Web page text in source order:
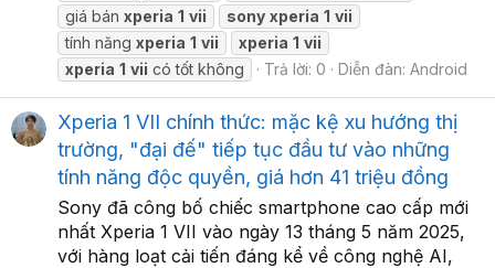
giá bán xperia 1 vii sony xperia 1 vii
tính năng xperia 1 vii xperia 1 vii
xperia 1 vii có tốt không Trả lời: 0 Diễn đàn: Android
Xperia 1 VII chính thức: mặc kệ xu hướng thị
trường, "đại đế" tiếp tục đầu tư vào những
tính năng độc quyền, giá hơn 41 triệu đồng
Sony đã công bố chiếc smartphone cao cấp mới
nhất Xperia 1 VII vào ngày 13 tháng 5 năm 2025,
với hàng loạt cải tiến đáng kể về công nghệ AI,